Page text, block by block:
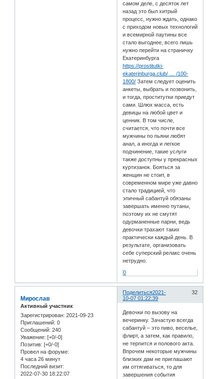
самом деле, с десяток лет
назад это был хитрый
процесс, нужно ждать, однако
с приходом новых технологий
и всемирной паутины все
стало выгоднее, всего лишь
нужно перейти на страничку
Екатеринбурга
https://prostitutki-
ekaterinburga.club/ … /100-
1800/ Затем следует оценить
анкеты, выбрать и позвонить,
и тогда, проститутки приедут
сами. Шлюх масса, есть
девицы на любой цвет и
ценник. В том числе,
считается, что почти все
мужчины по пьяни любят
анал, а иногда и легкое
подчинение, такие услуги
также доступны у прекрасных
куртизанок. Бояться за
женщин не стоит, в
современном мире уже давно
стало традицией, что
эпичный сабантуй обязаны
завершать именно путаны,
поэтому их не смутят
одурманенные парни, ведь
девочки трахают таких
практически каждый день. В
результате, организовать
себе суперский релакс очень
нетрудно.
0
Поделиться 32
2021-
10-07 01:22:39
Мирослав
Активный участник
Зарегистрирован: 2021-09-23
Приглашений: 0
Сообщений: 240
Уважение: [+0/-0]
Позитив: [+0/-0]
Провел на форуме:
4 часа 26 минут
Последний визит:
2022-07-30 18:22:07
Девочки по вызову на
вечеринку. Зачастую всегда
сабантуй – это пиво, веселье,
флирт, а затем, как правило,
не терпится и полового акта.
Впрочем некоторые мужчины
близких дам не приглашают
им оттягиваться, то для
завершения события